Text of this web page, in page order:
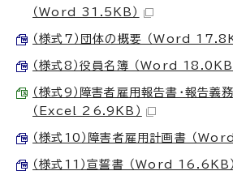
（Word 31.5KB）
（様式7）団体の概要 （Word
（様式8）役員名簿 （Word 18.0KB
（様式9）障害者雇用報告書・報告義
（Excel 26.9KB）
（様式10）障害者雇用計画書 （
（様式11）宣誓書 （Word 16.6KB）